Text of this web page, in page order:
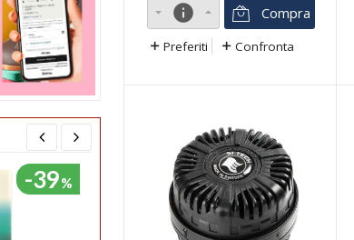
info Compra
Preferiti Confronta
-39%